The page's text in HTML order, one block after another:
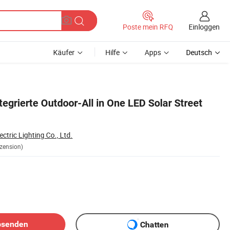
Poste mein RFQ Einloggen
Käufer Hilfe Apps Deutsch
Outdoor-All in One LED Solar Street
Lighting Co., Ltd.
Chatten